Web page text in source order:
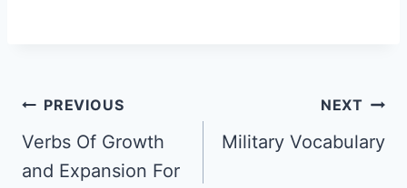
PREVIOUS
Verbs Of Growth
and Expansion For
NEXT
Military Vocabulary